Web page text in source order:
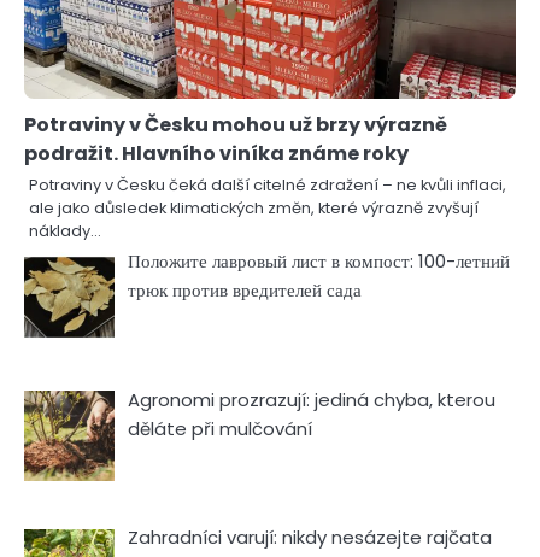
Potraviny v Česku mohou už brzy výrazně
podražit. Hlavního viníka známe roky
Potraviny v Česku čeká další citelné zdražení – ne kvůli inflaci,
ale jako důsledek klimatických změn, které výrazně zvyšují
náklady…
Положите лавровый лист в компост: 100-летний
трюк против вредителей сада
Agronomi prozrazují: jediná chyba, kterou
děláte při mulčování
Zahradníci varují: nikdy nesázejte rajčata